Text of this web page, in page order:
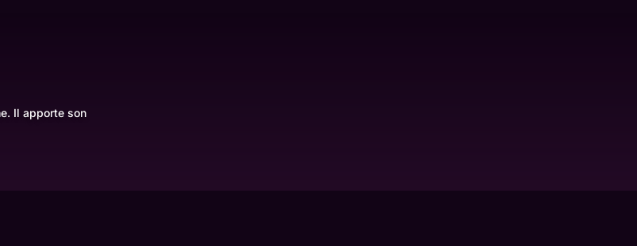
Il apporte son